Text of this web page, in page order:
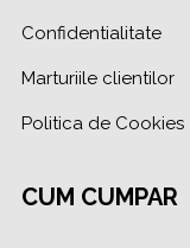
Confidentialitate
Marturiile clientilor
Politica de Cookies
CUM CUMPAR